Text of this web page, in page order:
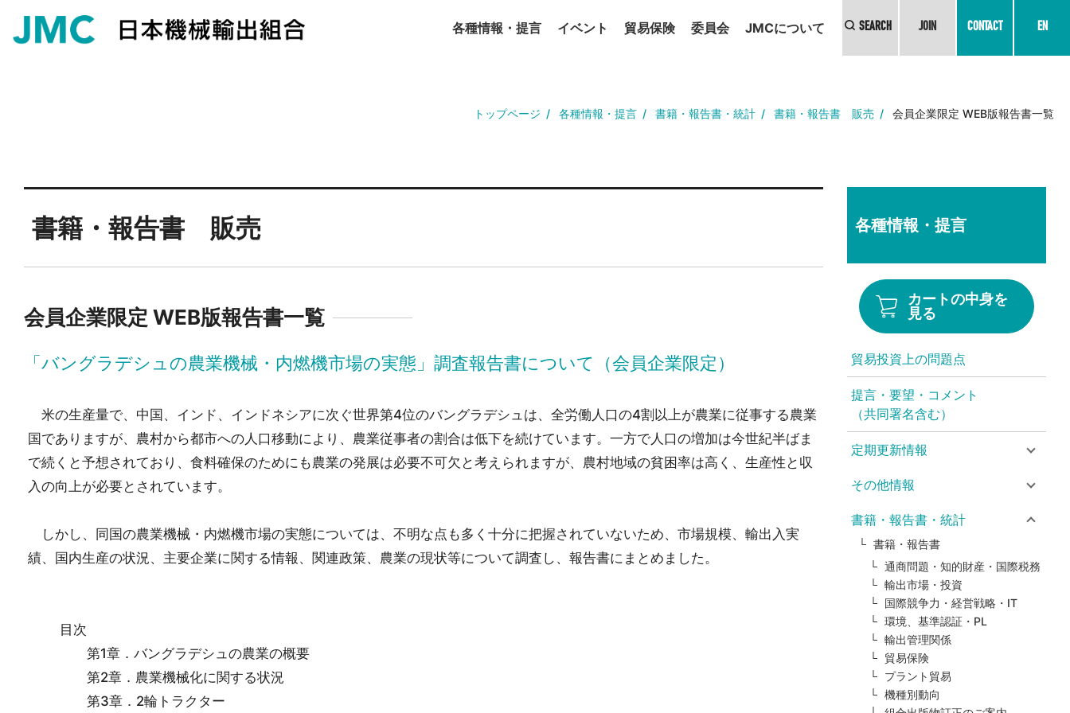
各種情報・提言 イベント 貿易保険 委員会 JMCについて SEARCH JOIN CONTACT EN
トップページ 各種情報・提言 書籍・報告書・統計 書籍・報告書 販売 会員企業限定 WEB版報告書一覧
書籍・報告書 販売
会員企業限定 WEB版報告書一覧
「バングラデシュの農業機械・内燃機市場の実態」調査報告書について（会員企業限定）
米の生産量で、中国、インド、インドネシアに次ぐ世界第4位のバングラデシュは、全労働人口の4割以上が農業に従事する農業
国でありますが、農村から都市への人口移動により、農業従事者の割合は低下を続けています。一方で人口の増加は今世紀半ばま
で続くと予想されており、食料確保のためにも農業の発展は必要不可欠と考えられますが、農村地域の貧困率は高く、生産性と収
入の向上が必要とされています。
しかし、同国の農業機械・内燃機市場の実態については、不明な点も多く十分に把握されていないため、市場規模、輸出入実
績、国内生産の状況、主要企業に関する情報、関連政策、農業の現状等について調査し、報告書にまとめました。
目次
第1章．バングラデシュの農業の概要
第2章．農業機械化に関する状況
第3章．2輪トラクター
各種情報・提言
カートの中身を
見る
貿易投資上の問題点
提言・要望・コメント
（共同署名含む）
定期更新情報
その他情報
書籍・報告書・統計
書籍・報告書
通商問題・知的財産・国際税務
輸出市場・投資
国際競争力・経営戦略・IT
環境、基準認証・PL
輸出管理関係
貿易保険
プラント貿易
機種別動向